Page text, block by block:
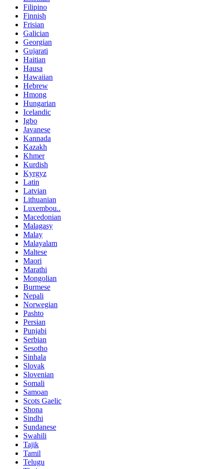
Filipino
Finnish
Frisian
Galician
Georgian
Gujarati
Haitian
Hausa
Hawaiian
Hebrew
Hmong
Hungarian
Icelandic
Igbo
Javanese
Kannada
Kazakh
Khmer
Kurdish
Kyrgyz
Latin
Latvian
Lithuanian
Luxembou..
Macedonian
Malagasy
Malay
Malayalam
Maltese
Maori
Marathi
Mongolian
Burmese
Nepali
Norwegian
Pashto
Persian
Punjabi
Serbian
Sesotho
Sinhala
Slovak
Slovenian
Somali
Samoan
Scots Gaelic
Shona
Sindhi
Sundanese
Swahili
Tajik
Tamil
Telugu